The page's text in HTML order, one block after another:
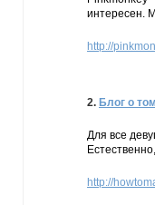
интересен.
http://
2. Блог о
Для все
http://